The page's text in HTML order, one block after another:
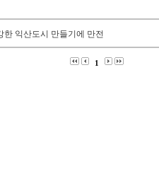
한 익산도시 만들기에 만전
1